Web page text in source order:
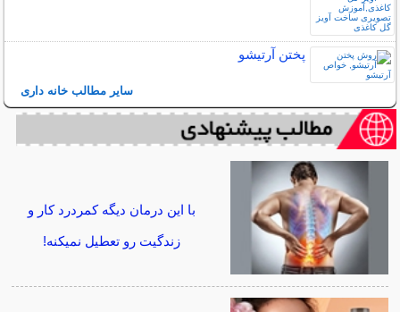
پختن آرتیشو
سایر مطالب خانه داری
با این درمان دیگه کمردرد کار و
زندگیت رو تعطیل نمیکنه!